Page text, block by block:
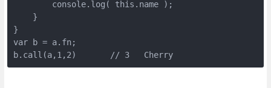
        console.log( this.name );
    }
}
var b = a.fn;
b.call(a,1,2)       // 3   Cherry